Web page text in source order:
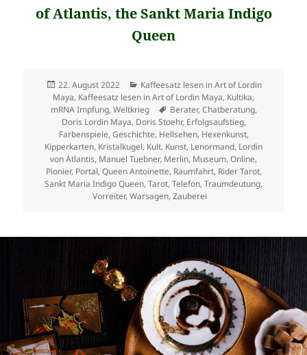
of Atlantis, the Sankt Maria Indigo
Queen
Veröffentlicht
am
22. August 2022 Kategorien
Kaffeesatz lesen in Art of Lordin
Maya, Kaffeesatz lesen in Art of Lordin Maya, Kultika,
mRNA Impfung, Weltkrieg Schlagwörter
Berater, Chatberatung,
Doris Lordin Maya, Doris Stoehr, Erfolgsaufstieg,
Farbenspiele, Geschichte, Hellsehen, Hexenkunst,
Kipperkarten, Kristalkugel, Kult, Kunst, Lenormand, Lordin
von Atlantis, Manuel Tuebner, Merlin, Museum, Online,
Pionier, Portal, Queen Antoinette, Raumfahrt, Rider Tarot,
Sankt Maria Indigo Queen, Tarot, Telefon, Traumdeutung,
Vorreiter, Warsagen, Zauberei